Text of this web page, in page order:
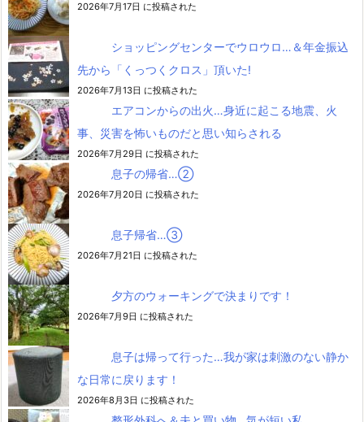
2026年7月17日 に投稿された
ショッピングセンターでウロウロ…＆年金振込
先から「くっつくクロス」頂いた!
2026年7月13日 に投稿された
エアコンからの出火…身近に起こる地震、火
事、災害を怖いものだと思い知らされる
2026年7月29日 に投稿された
息子の帰省…②
2026年7月20日 に投稿された
息子帰省…③
2026年7月21日 に投稿された
夕方のウォーキングで決まりです！
2026年7月9日 に投稿された
息子は帰って行った…我が家は刺激のない静か
な日常に戻ります！
2026年8月3日 に投稿された